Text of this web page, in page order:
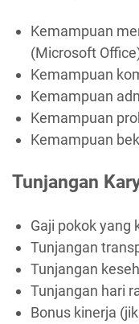
Kemampuan
(Microsoft
Kemampuan
Kemampuan
Kemampuan
Kemampuan
Tunjangan
Gaji pokok yang
Tunjangan
Tunjangan
Tunjangan hari
Bonus kinerja